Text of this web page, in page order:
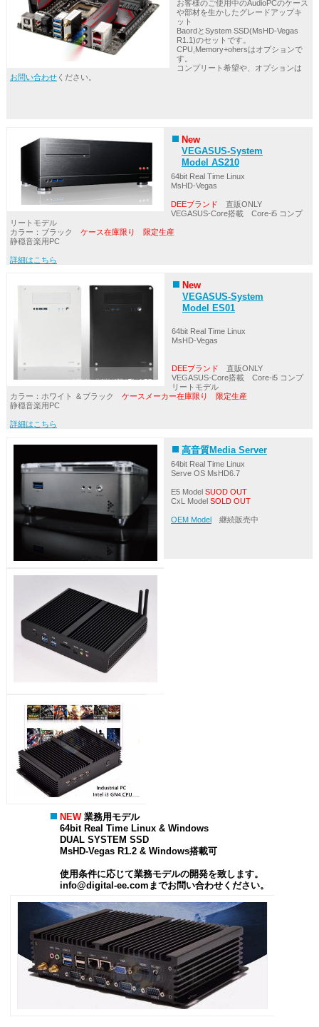
お客様のご使用中のAudioPCのケース
や部材を生かしたグレードアップキ
ット
BaordとSystem SSD(MsHD-Vegas
R1.1)のセットです。
CPU,Memory+ohersはオプションで
す。
コンプリート希望や、オプションは
お問い合わせください。
New
VEGASUS-System
Model AS210
64bit Real Time Linux
MsHD-Vegas
DEEブランド 直販ONLY
VEGASUS-Core搭載 Core-i5 コンプ
リートモデル
カラー：ブラック
ケース在庫限り 限定生産
静穏音楽用PC
詳細はこちら
New
VEGASUS-System
Model ES01
64bit Real Time Linux
MsHD-Vegas
DEEブランド 直販ONLY
VEGASUS-Core搭載 Core-i5 コンプ
リートモデル
カラー：ホワイト ＆ブラック ケースメーカー在庫限り 限定生産
静穏音楽用PC
詳細はこちら
高音質Media Server
64bit Real Time Linux
Serve OS MsHD6.7
E5 Model SUOD OUT
CxL Model SOLD OUT
OEM Model継続販売中
NEW業務用モデル
64bit Real Time Linux & Windows
DUAL SYSTEM SSD
MsHD-Vegas R1.2 & Windows搭載可
使用条件に応じて業務モデルの開発を致します。
info@digital-ee.comまでお問い合わせください。